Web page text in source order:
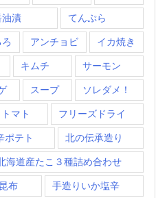
油漬 てんぷら
アンチョビ イカ焼き
キムチ サーモン
スープ ソレダメ！
トマト フリーズドライ
ポテト 北の伝承造り
海道産たこ３種詰め合わせ
布 手造りいか塩辛